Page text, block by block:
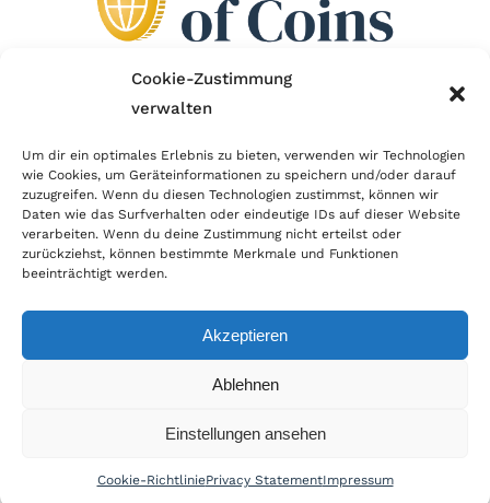
Cookie-Zustimmung
verwalten
Um dir ein optimales Erlebnis zu bieten, verwenden wir Technologien
wie Cookies, um Geräteinformationen zu speichern und/oder darauf
zuzugreifen. Wenn du diesen Technologien zustimmst, können wir
Daten wie das Surfverhalten oder eindeutige IDs auf dieser Website
verarbeiten. Wenn du deine Zustimmung nicht erteilst oder
zurückziehst, können bestimmte Merkmale und Funktionen
beeinträchtigt werden.
Akzeptieren
Ablehnen
Einstellungen ansehen
Cookie-RichtliniePrivacy StatementImpressum
Der Händlerbund setzt sich für sicheren und
erfolgreichen E-Commerce ein. Auch wir sind wie
viele Onlineshops im Netz Mitglied im Händlerbund
und unterstützen fairen Onlinehandel.
Widerruf|Zahlung & Versand